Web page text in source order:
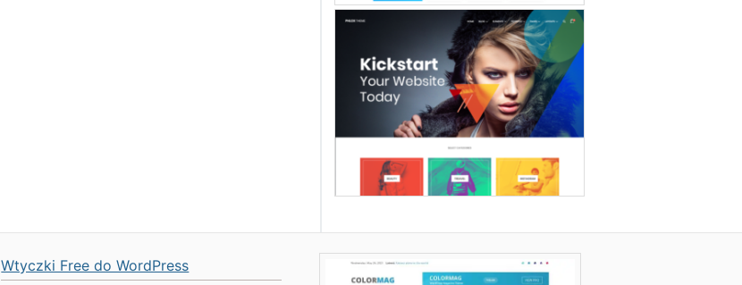
Wtyczki Free do WordPress